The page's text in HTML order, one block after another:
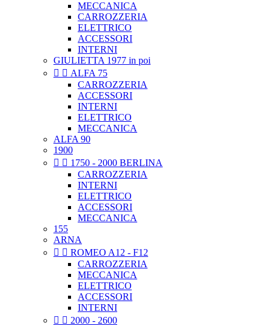
MECCANICA
CARROZZERIA
ELETTRICO
ACCESSORI
INTERNI
GIULIETTA 1977 in poi
  ALFA 75
CARROZZERIA
ACCESSORI
INTERNI
ELETTRICO
MECCANICA
ALFA 90
1900
  1750 - 2000 BERLINA
CARROZZERIA
INTERNI
ELETTRICO
ACCESSORI
MECCANICA
155
ARNA
  ROMEO A12 - F12
CARROZZERIA
MECCANICA
ELETTRICO
ACCESSORI
INTERNI
  2000 - 2600